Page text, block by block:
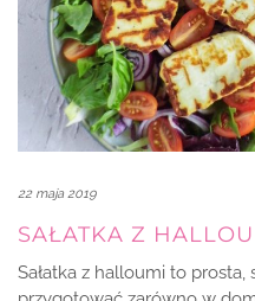
22 maja 2019
SAŁATKA Z
Sałatka z halloumi to